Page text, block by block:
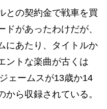
との契約金で戦車を買
があったわけだが、
にあたり、タイトルか
ントな楽曲が古くは
ェームスが13歳か14
ら収録されている。